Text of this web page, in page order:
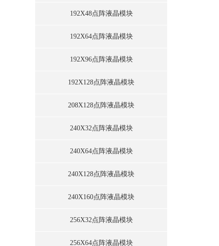
192X48点阵液晶模块
192X64点阵液晶模块
192X96点阵液晶模块
192X128点阵液晶模块
208X128点阵液晶模块
240X32点阵液晶模块
240X64点阵液晶模块
240X128点阵液晶模块
240X160点阵液晶模块
256X32点阵液晶模块
256X64点阵液晶模块